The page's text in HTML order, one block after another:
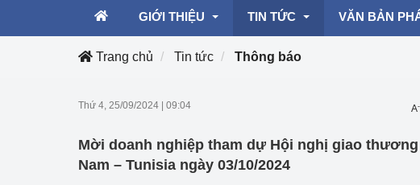
GIỚI THIỆU
Cơ cấu tổ chức
TIN TỨC
Hoạt
mại, Dịch vụ Việt Nam 2026
VĂN BẢN
Trang chủ Tin tức Thông báo
Thứ 4, 25/09/2024 09:04 A-
Mời doanh nghiệp tham dự Hội nghị giao
Nam – Tunisia ngày 03/10/2024